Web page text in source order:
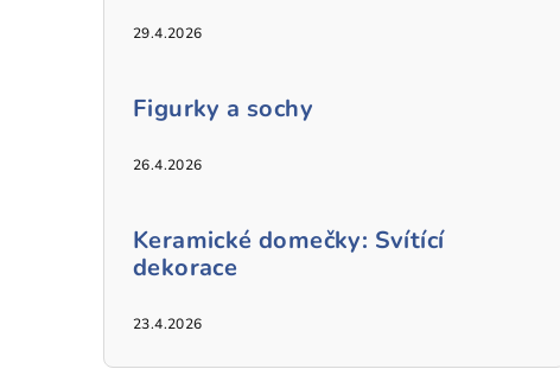
29.4.2026
Figurky a sochy
26.4.2026
Keramické domečky: Svítící
dekorace
23.4.2026